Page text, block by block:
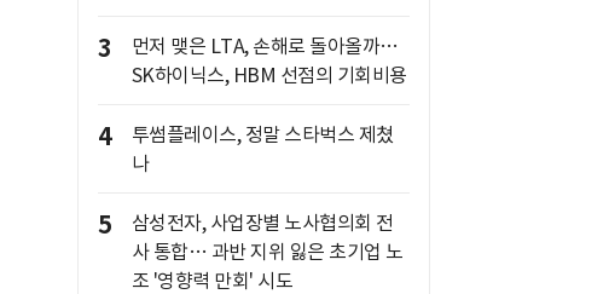
3
먼저 맺은 LTA, 손해로 돌아올까…
SK하이닉스, HBM 선점의 기회비용
4
투썸플레이스, 정말 스타벅스 제쳤
나
5
삼성전자, 사업장별 노사협의회 전
사 통합… 과반 지위 잃은 초기업 노
조 '영향력 만회' 시도